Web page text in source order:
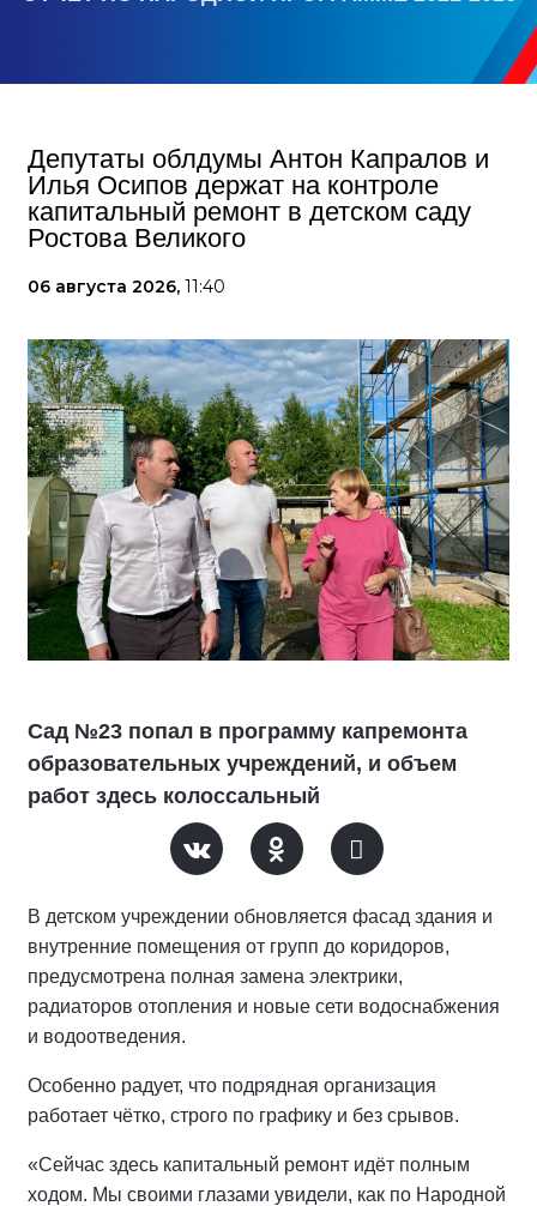
Депутаты облдумы Антон Капралов и
Илья Осипов держат на контроле
капитальный ремонт в детском саду
Ростова Великого
06 августа 2026, 11:40
Сад №23 попал в программу капремонта
образовательных учреждений, и объем
работ здесь колоссальный
В детском учреждении обновляется фасад здания и
внутренние помещения от групп до коридоров,
предусмотрена полная замена электрики,
радиаторов отопления и новые сети водоснабжения
и водоотведения.
Особенно радует, что подрядная организация
работает чётко, строго по графику и без срывов.
«Сейчас здесь капитальный ремонт идёт полным
ходом. Мы своими глазами увидели, как по Народной